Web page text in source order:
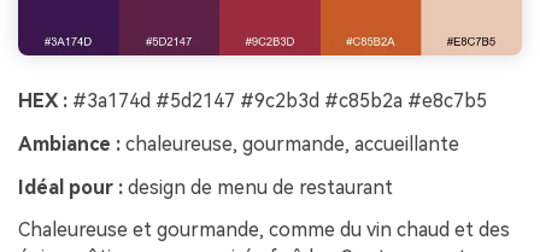
HEX : #3a174d #5d2147 #9c2b3d #c85b2a #e8c7b5
Ambiance : chaleureuse, gourmande, accueillante
Idéal pour : design de menu de restaurant
Chaleureuse et gourmande, comme du vin chaud et des